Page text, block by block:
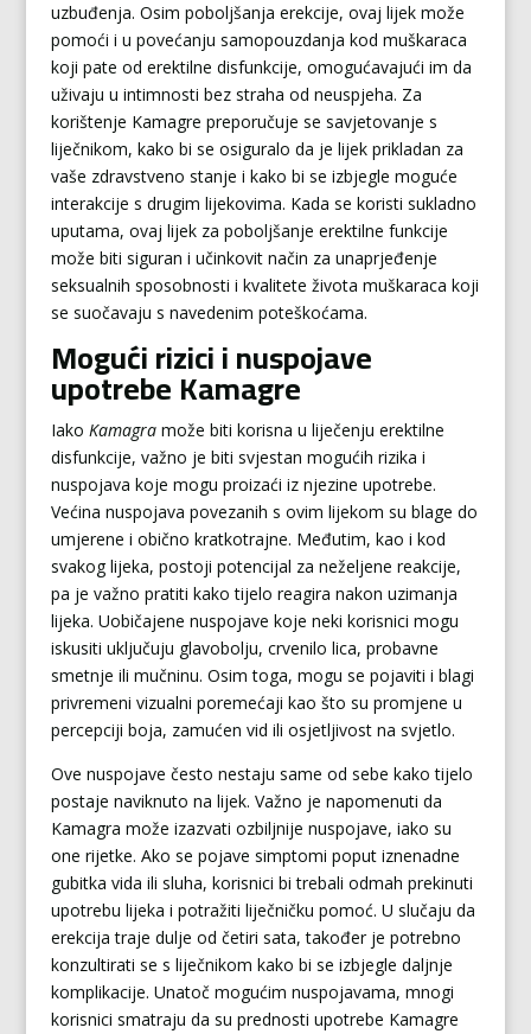
uzbuđenja. Osim poboljšanja erekcije, ovaj lijek može
pomoći i u povećanju samopouzdanja kod muškaraca
koji pate od erektilne disfunkcije, omogućavajući im da
uživaju u intimnosti bez straha od neuspjeha. Za
korištenje Kamagre preporučuje se savjetovanje s
liječnikom, kako bi se osiguralo da je lijek prikladan za
vaše zdravstveno stanje i kako bi se izbjegle moguće
interakcije s drugim lijekovima. Kada se koristi sukladno
uputama, ovaj lijek za poboljšanje erektilne funkcije
može biti siguran i učinkovit način za unaprjeđenje
seksualnih sposobnosti i kvalitete života muškaraca koji
se suočavaju s navedenim poteškoćama.
Mogući rizici i nuspojave
upotrebe Kamagre
Iako Kamagramože biti korisna u liječenju erektilne
disfunkcije, važno je biti svjestan mogućih rizika i
nuspojava koje mogu proizaći iz njezine upotrebe.
Većina nuspojava povezanih s ovim lijekom su blage do
umjerene i obično kratkotrajne. Međutim, kao i kod
svakog lijeka, postoji potencijal za neželjene reakcije,
pa je važno pratiti kako tijelo reagira nakon uzimanja
lijeka. Uobičajene nuspojave koje neki korisnici mogu
iskusiti uključuju glavobolju, crvenilo lica, probavne
smetnje ili mučninu. Osim toga, mogu se pojaviti i blagi
privremeni vizualni poremećaji kao što su promjene u
percepciji boja, zamućen vid ili osjetljivost na svjetlo.
Ove nuspojave često nestaju same od sebe kako tijelo
postaje naviknuto na lijek. Važno je napomenuti da
Kamagra može izazvati ozbiljnije nuspojave, iako su
one rijetke. Ako se pojave simptomi poput iznenadne
gubitka vida ili sluha, korisnici bi trebali odmah prekinuti
upotrebu lijeka i potražiti liječničku pomoć. U slučaju da
erekcija traje dulje od četiri sata, također je potrebno
konzultirati se s liječnikom kako bi se izbjegle daljnje
komplikacije. Unatoč mogućim nuspojavama, mnogi
korisnici smatraju da su prednosti upotrebe Kamagre